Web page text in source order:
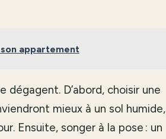
appartement
dégagent. D’abord, choisir une
mieux à un sol humide,
Ensuite, songer à la pose : un